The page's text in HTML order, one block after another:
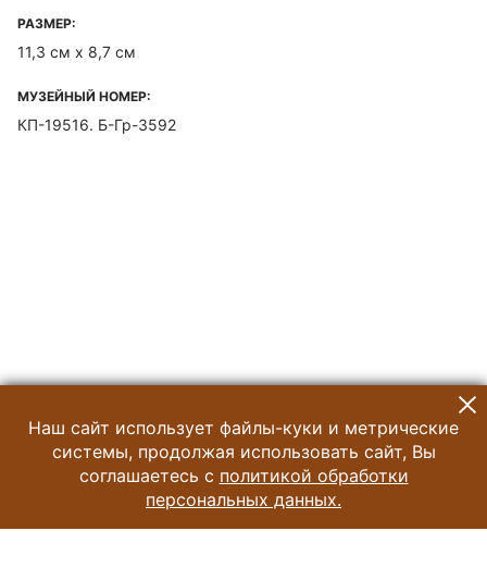
РАЗМЕР:
11,3 см х 8,7 см
МУЗЕЙНЫЙ НОМЕР:
КП-19516. Б-Гр-3592
Наш сайт использует файлы-куки и метрические
системы, продолжая использовать сайт, Вы
соглашаетесь с политикой обработки
персональных данных.